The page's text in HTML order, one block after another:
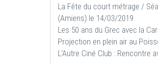
La Fête du court métrage /
(Amiens) le 14/03/2019
Les 50 ans du Grec avec la
Projection en plein air au
L’Autre Ciné Club : Rencontre